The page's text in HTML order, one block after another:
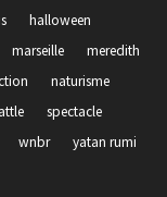
halloween
marseille
meredith
naturisme
spectacle
wnbr
yatan rumi